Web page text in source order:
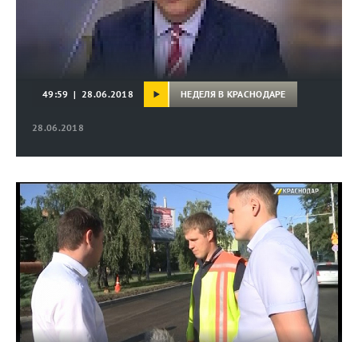
28.06.2018
49:59 | 28.06.2018 НЕДЕЛЯ В КРАСНОДАРЕ